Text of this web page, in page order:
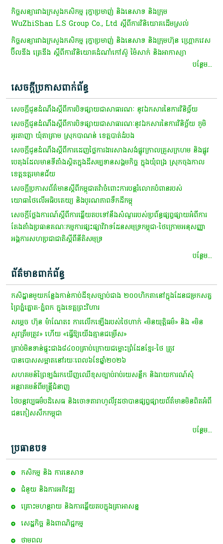
កិច្ចសន្យារវាងក្រសួងកសិកម្ម រុក្ខាប្រមាញ់ និងនេសាទ និងក្រុម
WuZhiShan L.S Group Co., Ltd ស្តីពីការវិនិយោគដើមស្រល់
កិច្ចសន្យារវាងក្រសួងកសិកម្ម រុក្ខាប្រមាញ់ និងនេសាទ និងក្រុមហ៊ុន ហ្គ្រោកវេស
ប៊ីលឌីង ត្រេឌីង ស្តីពីការវិនិយោគដំណាំកៅស៊ូ ម៉ៃសាក់ និងអាកាស្យា
បន្ថែម...
សេចក្តីប្រកាសពាក់ព័ន្ធ
សេចក្តីជូនដំណឹង​ស្តី​ពី​ការ​បិទ​ផ្សាយ​ជា​សាធារណៈ​ នូវ​ឯកសារ​នៃ​ការ​វិនិច្ឆ័យ​
សេចក្តីជូនដំណឹង​ស្តី​ពី​ការ​បិទ​ផ្សាយ​ជា​សាធារណៈ​នូវ​ឯកសារ​នៃ​ការ​វិនិច្ឆ័យ​ ភូមិ​
អូរ​តា​ញា​ ឃុំ​តា​គ្រាម​ ស្រុក​បាណ​ន់​ ខេត្តបាត់ដំបង​
សេចក្តីជូនដំណឹងស្តីពីការដេញថ្លៃការងារសាងសង់ផ្លូវក្រាលគ្រួសក្រហម និងផ្លូវ
បេតុងដែលមានទីតាំងស្ថិតក្នុងដីសម្បទានសង្គមកិច្ច ក្នុងឃុំពង្រ ស្រុកចុងកាល
ខេត្តឧត្តរមានជ័យ
សេចក្តីប្រកាសព័ត៌មានស្ដីពីកម្ពុជាតវ៉ាចំពោះការបន្តរំលោភបំពានរបស់
យោធាថៃលើអធិបតេយ្យ និងបូរណភាពទឹកដីកម្ពុ
សេចក្តីថ្លែងការណ៍ស្តីពីការ​ឆ្លើយ​តប​ទៅ​នឹង​សំណួរ​របស់​ប្រព័ន្ធ​ផ្សព្វផ្សាយ​អំពី​ការ​
តែងតាំង​ប្រធាន​គណៈកម្មការ​ផ្សះផ្សា​វិវាទ​ដែនសមុទ្រ​កម្ពុជា​-​ថៃ​ក្រោម​អនុសញ្ញា​
អង្គការសហប្រជាជាតិ​ស្តី​ពី​នីតិ​សមុទ្រ​ ​
បន្ថែម...
ព័ត៌មានពាក់ព័ន្ធ
កសិដ្ឋានមួយកន្លែងកាន់កាប់ដីខុសច្បាប់ជាង ២០០ហិកតានៅក្នុងដែនជម្រកសត្វ
ព្រៃភ្នំត្នោត-ភ្នំពក ក្នុងខេត្តព្រះវិហារ
សម្ដេច ហ៊ុន ម៉ាណែត៖ ការលើកឡើងរបស់ថៃហាក់ «មិនយុត្តិធម៌» និង «មិន
សូវត្រឹមត្រូវ» ហើយ «ធ្វើឱ្យយើងគ្មានជម្រើស»
គ្រាប់មិនទាន់ផ្ទុះជាង៨៤០០គ្រាប់ក្រោយជម្លោះព្រំដែនខ្មែរ-ថៃ ត្រូវ
បានបោសសម្អាតនៅរយៈពេល៦ខែឆ្នាំ២០២៦
សហគមន៍​ព្រៃ​ឡង់​រក​ឃើញ​ឈើ​ខុសច្បាប់​រាប់រយ​សន្លឹក​ និង​រាយការណ៍​សុំ​
អន្តរាគមន៍​ពី​មន្ត្រី​ជំនាញ​
ថៃ​បន្ត​វប្បធម៌​បដិសេធ​ និង​ចោទ​តា​រាហូ​លី​វូ​ដ​ថា​បាន​ផ្សព្វផ្សាយ​ព័ត៌មាន​មិន​ពិត​អំពី​
ជនភៀសសឹក​កម្ពុជា​
បន្ថែម...
ប្រធានបទ
កសិកម្ម​ និង​ ការ​នេ​សាទ​
ជំនួយ និងការអភិវឌ្ឍ
គ្រោះមហន្តរាយ និងការឆ្លើយតបក្នុងគ្រាអាសន្ន
សេដ្ឋកិច្ច និងពាណិជ្ជកម្ម
ថាមពល